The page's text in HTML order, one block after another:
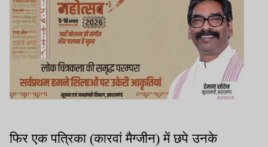
फिर एक पत्रिका (कारवां मैग्जीन) में छपे उनके